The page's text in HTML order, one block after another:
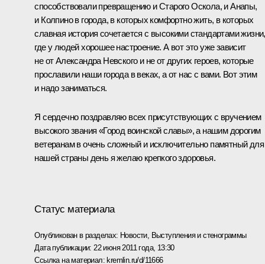
способствовали превращению и Старого Оскола, и Анапы,
и Колпино в города, в которых комфортно жить, в которых
славная история сочетается с высокими стандартами жизни,
где у людей хорошее настроение. А вот это уже зависит
не от Александра Невского и не от других героев, которые
прославили наши города в веках, а от нас с вами. Вот этим
и надо заниматься.
Я сердечно поздравляю всех присутствующих с вручением
высокого звания «Город воинской славы», а нашим дорогим
ветеранам в очень сложный и исключительно памятный для
нашей страны день я желаю крепкого здоровья.
Статус материала
Опубликован в разделах: Новости, Выступления и стенограммы
Дата публикации: 22 июня 2011 года, 13:30
Ссылка на материал: kremlin.ru/d/11666